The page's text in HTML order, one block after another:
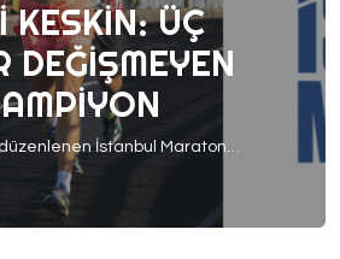
KESKIN: ÜÇ
DEĞIŞMEYEN
Bu yıl 47’ncisi düzenlenen İstanbul Maratonu yine unutulmaz anlara sahne oldu.Türk kadınlar genel klasmanında üst üste üçüncü kez birincilik ipini göğüsleyen Ezgi Keskin, bu anların en özel isimlerinden biri oldu. Disiplini, istikrarı ve koşuya olan tutkusu ile tanıdığımız Ezgi; hem parkurdaki gücü, hem spora yaklaşımı hem de hazırladığı podcast’leriyle birçok koşucuya ilham veriyor. Gelin, Ezgi’nin […]